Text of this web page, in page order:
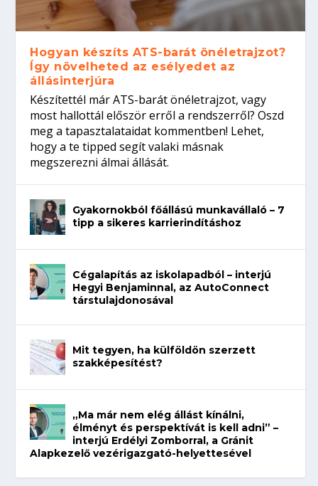
Hogyan készíts ATS-barát önéletrajzot?
Így növelheted az esélyedet az
állásinterjúra
Készítettél már ATS-barát önéletrajzot, vagy
most hallottál először erről a rendszerről? Oszd
meg a tapasztalataidat kommentben! Lehet,
hogy a te tipped segít valaki másnak
megszerezni álmai állását.
Gyakornokból főállású munkavállaló – 7
tipp a sikeres karrierindításhoz
Cégalapítás az iskolapadból – interjú
Hegyi Benjaminnal, az AutoConnect
társtulajdonosával
Mit tegyen, ha külföldön szerzett
szakképesítést?
„Ma már nem elég állást kínálni,
élményt és perspektívát is kell adni” –
interjú Erdélyi Zomborral, a Gránit
Alapkezelő vezérigazgató-helyettesével